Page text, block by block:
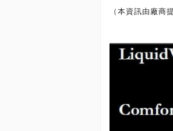
（本資訊由廠商